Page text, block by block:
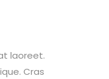
laoreet.
Cras